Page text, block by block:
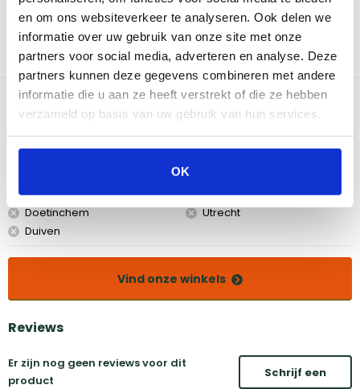
en om ons websiteverkeer te analyseren. Ook delen we
informatie over uw gebruik van onze site met onze
partners voor social media, adverteren en analyse. Deze
partners kunnen deze gegevens combineren met andere
informatie die u aan ze heeft verstrekt of die ze hebben
verzameld op basis van uw gebruik van hun services.
OK
– recepten die barbecueën zo razend populair maakten.
Niemand kent ze beter dan de vooraanstaande Amerikaanse
grillexpert Jamie Purviance. En niemand kan ze beter vertalen
naar de huidige tijd dan hij. Bij elk oorspronkelijk recept staat een
moderne remix van zijn hand. Nu is het aan jou en jouw barbecue!
Bekijk dit product in onze winkels
Den Bosch
Doetinchem
Duiven
Naarden
Utrecht
Vind onze winkels
Reviews
Er zijn nog geen reviews voor dit
product
Schrijf een